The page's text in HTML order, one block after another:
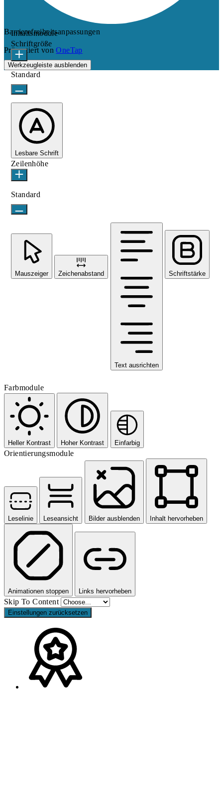
Barrierefreiheitsanpassungen
Präsentiert vonOneTap
Werkzeugleiste ausblenden
Inhaltsmodule
Schriftgröße
Standard
Lesbare Schrift
Zeilenhöhe
Standard
Mauszeiger Zeichenabstand
Text ausrichten
Schriftstärke
Farbmodule
Heller Kontrast Hoher Kontrast Einfarbig
Orientierungsmodule
Leselinie Leseansicht Bilder ausblenden Inhalt hervorheben
Animationen stoppen Links hervorheben
Skip To Content
Einstellungen zurücksetzen